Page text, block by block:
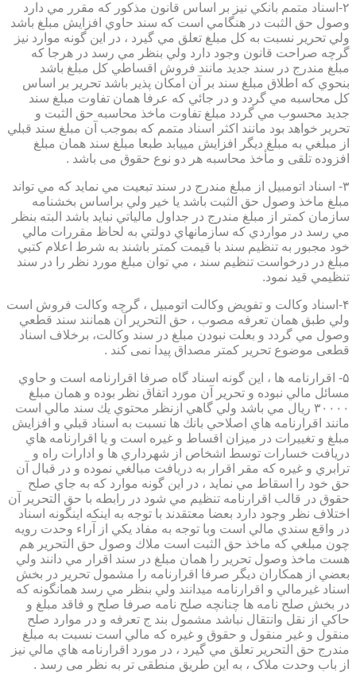
۲-اسناد متمم بانكي نيز بر اساس قانون مذكور كه مقرر مي دارد
وصول حق الثبت در هنگامي است كه سند حاوي افزايش مبلغ باشد
ولي تحرير نسبت به كل مبلغ تعلق مي گيرد ، در اين گونه موارد نيز
گرچه صراحت قانون وجود دارد ولي بنظر مي رسد در هرجا كه
مبلغ مندرج در سند جديد مانند فروش اقساطي كل مبلغ باشد
بنحوي كه اطلاق مبلغ سند بر آن امكان پذير باشد تحرير بر اساس
كل محاسبه مي گردد و در جائي كه عرفا همان تفاوت مبلغ سند
جديد محسوب مي گردد مبلغ تفاوت ماخذ محاسبه حق الثبت و
تحرير خواهد بود مانند اكثر اسناد متمم كه بموجب آن مبلغ سند قبلي
از مبلغي به مبلغ ديگر افزايش مييابد طبعا مبلغ سند همان مبلغ
افزوده تلقی و مأخذ محاسبه هر دو نوع حقوق می باشد .
۳- اسناد اتومبيل از مبلغ مندرج در سند تبعيت مي نمايد كه مي تواند
مبلغ ماخذ وصول حق الثبت باشد يا خير ولي براساس بخشنامه
سازمان كمتر از مبلغ مندرج در جداول مالياتي نبايد باشد البته بنظر
مي رسد در مواردي كه سازمانهاي دولتي به لحاظ مقررات مالي
خود مجبور به تنظيم سند با قيمت كمتر باشند به شرط اعلام كتبي
مبلغ در درخواست تنظيم سند ، مي توان مبلغ مورد نظر را در سند
تنظيمي قيد نمود.
۴-اسناد وكالت و تفويض وكالت اتومبيل ، گرچه وكالت فروش است
ولي طبق همان تعرفه مصوب ، حق التحرير آن همانند سند قطعي
وصول مي گردد و بعلت نبودن مبلغ در سند وكالت، برخلاف اسناد
قطعی موضوع تحریر کمتر مصداق پیدا نمی کند .
۵- اقرارنامه ها ، اين گونه اسناد گاه صرفا اقرارنامه است و حاوي
مسائل مالي نبوده و تحرير آن مورد اتفاق نظر بوده و همان مبلغ
۳۰۰۰۰ ريال مي باشد ولي گاهي ازنظر محتوي يك سند مالي است
مانند اقرارنامه هاي اصلاحي بانك ها نسبت به اسناد قبلي و افزايش
مبلغ و تغييرات در ميزان اقساط و غيره است و يا اقرارنامه هاي
دريافت خسارات توسط اشخاص از شهرداري ها و ادارات راه و
ترابري و غيره كه مقر اقرار به دريافت مبالغي نموده و در قبال آن
حق خود را اسقاط مي نمايد ، در اين گونه موارد كه به جاي صلح
حقوق در قالب اقرارنامه تنظيم مي شود در رابطه با حق التحرير آن
اختلاف نظر وجود دارد بعضا معتقدند با توجه به اينكه اينگونه اسناد
در واقع سندي مالي است وبا توجه به مفاد يكي از آراء وحدت رويه
چون مبلغي كه ماخذ حق الثبت است ملاك وصول حق التحرير هم
هست ماخذ وصول تحرير را همان مبلغ در سند اقرار مي دانند ولي
بعضي از همكاران ديگر صرفا اقرارنامه را مشمول تحرير در بخش
اسناد غيرمالي و اقرارنامه ميدانند ولي بنظر مي رسد همانگونه كه
در بخش صلح نامه ها چنانچه صلح نامه صرفا صلح و فاقد مبلغ و
حاكي از نقل وانتقال نباشد مشمول بند ج تعرفه و در موارد صلح
منقول و غير منقول و حقوق و غيره كه مالي است نسبت به مبلغ
مندرج حق التحرير تعلق مي گيرد ، در مورد اقرارنامه هاي مالي نيز
از باب وحدت ملاک ، به این طریق منطقی تر به نظر می رسد .